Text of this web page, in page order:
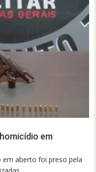
em
aberto foi preso pela